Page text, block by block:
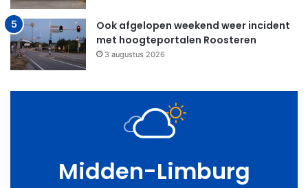
Ook afgelopen weekend weer incident
met hoogteportalen Roosteren
3 augustus 2026
Midden-Limburg